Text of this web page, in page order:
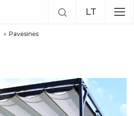
LT
Pavėsinės